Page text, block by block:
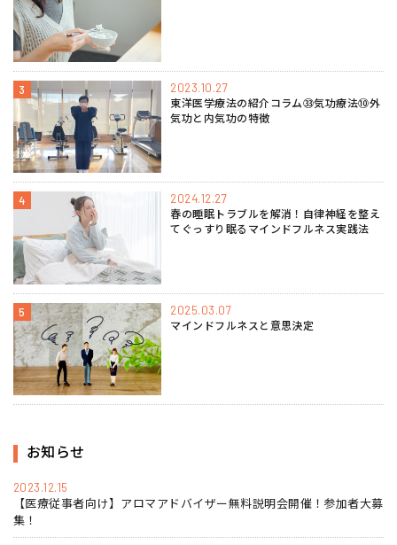
3 2023.10.27
東洋医学療法の紹介コラム㉝気功療法⑩外
気功と内気功の特徴
4 2024.12.27
春の睡眠トラブルを解消！自律神経を整え
てぐっすり眠るマインドフルネス実践法
5 2025.03.07
マインドフルネスと意思決定
お知らせ
2023.12.15
【医療従事者向け】アロマアドバイザー無料説明会開催！参加者大募
集！